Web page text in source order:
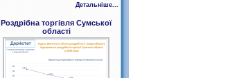
Детальніше...
Роздрібна торгівля Сумської
області